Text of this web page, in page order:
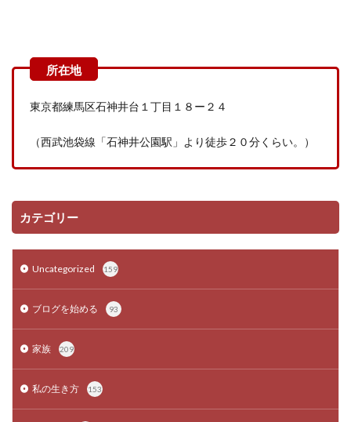
東京都練馬区石神井台１丁目１８ー２４
（西武池袋線「石神井公園駅」より徒歩２０分くらい。）
カテゴリー
Uncategorized 159
ブログを始める 93
家族 209
私の生き方 153